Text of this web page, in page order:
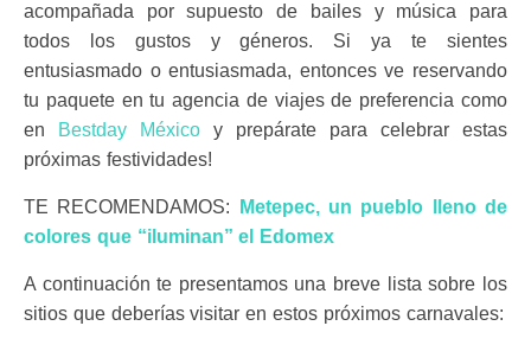
acompañada por supuesto de bailes y música para
todos los gustos y géneros. Si ya te sientes
entusiasmado o entusiasmada, entonces ve reservando
tu paquete en tu agencia de viajes de preferencia como
en
Bestday México y prepárate para celebrar estas
próximas festividades!
TE RECOMENDAMOS:
Metepec, un pueblo lleno de
colores que “iluminan” el Edomex
A continuación te presentamos una breve lista sobre los
sitios que deberías visitar en estos próximos carnavales: